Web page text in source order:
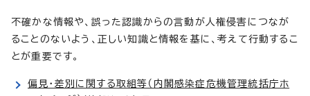
不確かな情報や、誤った認識からの言動が人権侵害につなが
ることのないよう、正しい知識と情報を基に、考えて行動するこ
とが重要です。
偏見・差別に関する取組等（内閣感染症危機管理統括庁ホ